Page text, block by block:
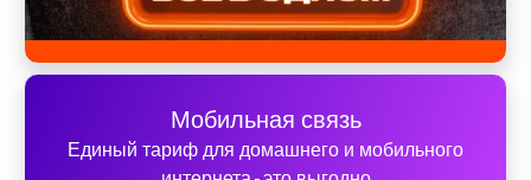
Мобильная связь
Единый тариф для домашнего и мобильного